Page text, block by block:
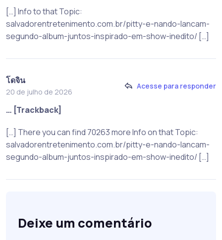
[…] Info to that Topic:
salvadorentretenimento.com.br/pitty-e-nando-lancam-
segundo-album-juntos-inspirado-em-show-inedito/ […]
โดจิน
20 de julho de 2026
Acesse para responder
… [Trackback]
[…] There you can find 70263 more Info on that Topic:
salvadorentretenimento.com.br/pitty-e-nando-lancam-
segundo-album-juntos-inspirado-em-show-inedito/ […]
Deixe um comentário